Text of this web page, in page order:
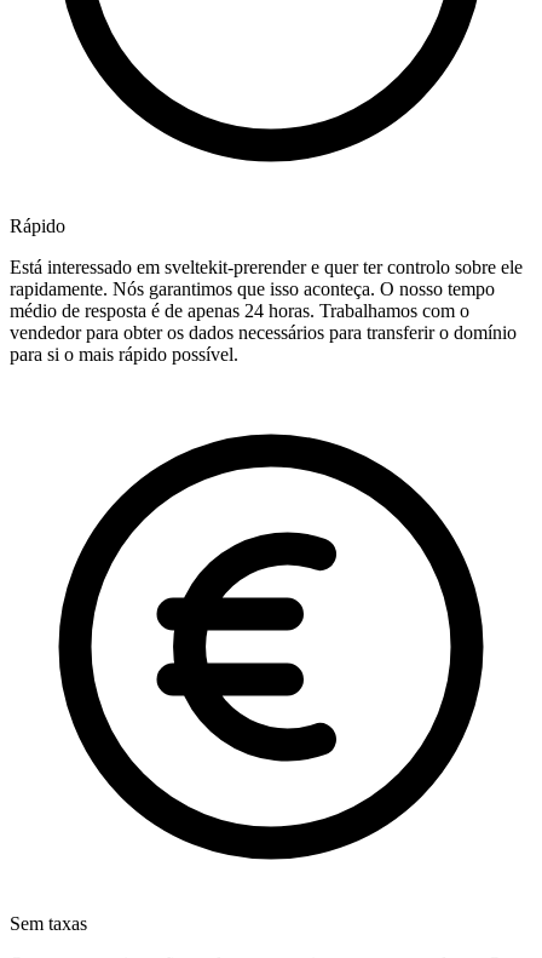
Rápido
Está interessado em sveltekit-prerender e quer ter controlo sobre ele
rapidamente. Nós garantimos que isso aconteça. O nosso tempo
médio de resposta é de apenas 24 horas. Trabalhamos com o
vendedor para obter os dados necessários para transferir o domínio
para si o mais rápido possível.
Sem taxas